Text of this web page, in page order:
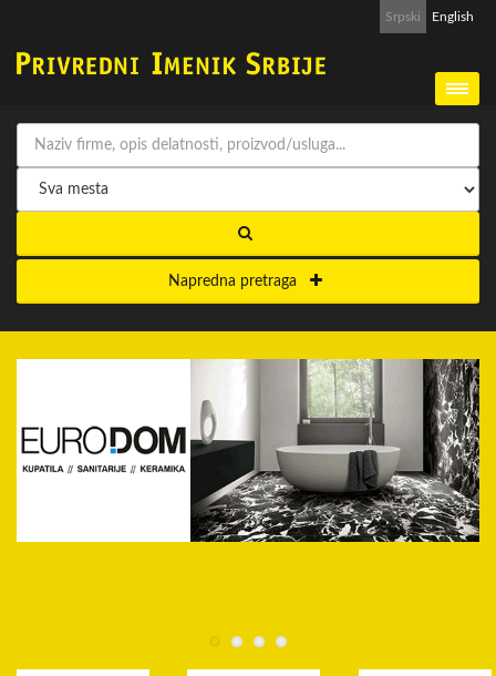
Srpski English
Napredna pretraga